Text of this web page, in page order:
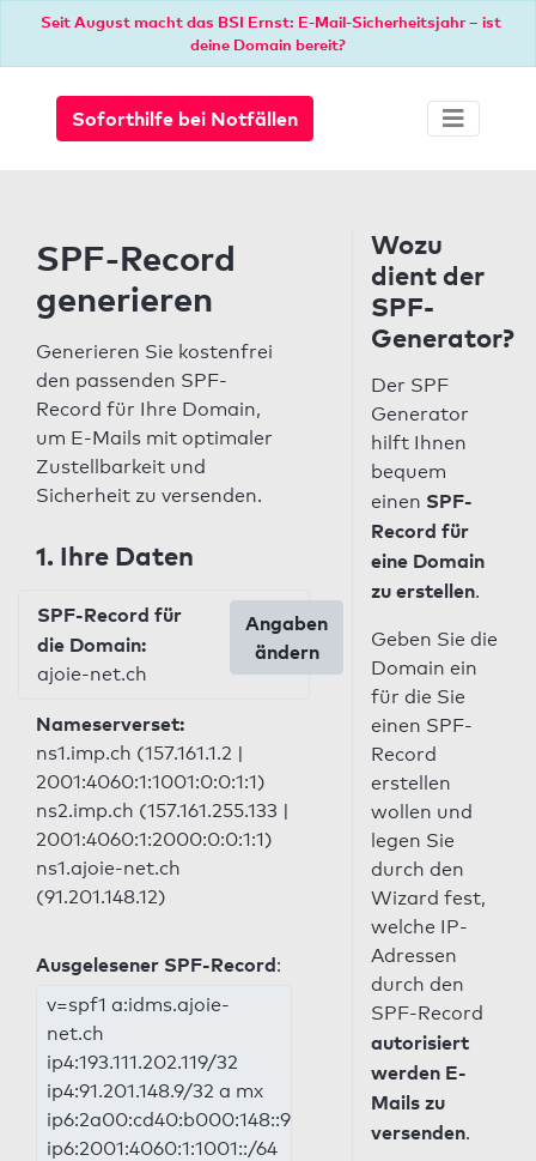
Seit August macht das BSI Ernst: E-Mail-Sicherheitsjahr – ist
deine Domain bereit?
Soforthilfe bei Notfällen
SPF-Record
generieren
Generieren Sie kostenfrei
den passenden SPF-
Record für Ihre Domain,
um E-Mails mit optimaler
Zustellbarkeit und
Sicherheit zu versenden.
1. Ihre Daten
SPF-Record für
die Domain:
ajoie-net.ch
Angaben
ändern
Nameserverset:
ns1.imp.ch (157.161.1.2 |
2001:4060:1:1001:0:0:1:1)
ns2.imp.ch (157.161.255.133 |
2001:4060:1:2000:0:0:1:1)
ns1.ajoie-net.ch
(91.201.148.12)
Ausgelesener SPF-Record:
v=spf1 a:idms.ajoie-
net.ch
ip4:193.111.202.119/32
ip4:91.201.148.9/32 a mx
ip6:2a00:cd40:b000:148::9
ip6:2001:4060:1:1001::/64
Wozu
dient der
SPF-
Generator?
Der SPF
Generator
hilft Ihnen
bequem
einen SPF-
Record für
eine Domain
zu erstellen.
Geben Sie die
Domain ein
für die Sie
einen SPF-
Record
erstellen
wollen und
legen Sie
durch den
Wizard fest,
welche IP-
Adressen
durch den
SPF-Record
autorisiert
werden E-
Mails zu
versenden.